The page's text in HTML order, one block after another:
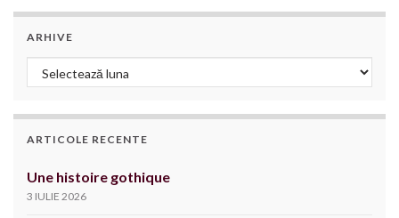
ARHIVE
Arhive
ARTICOLE RECENTE
Une histoire gothique
3 IULIE 2026